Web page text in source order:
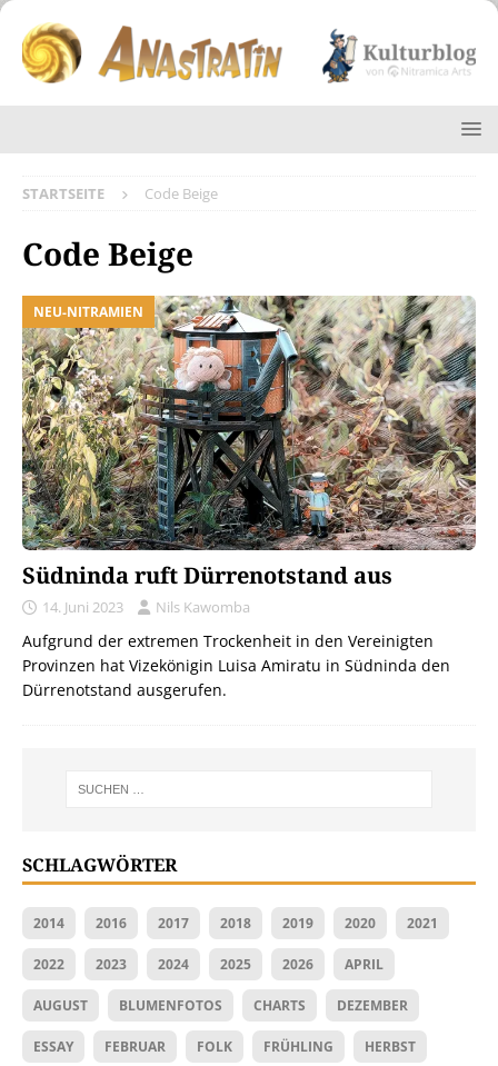
STARTSEITE Code Beige
Code Beige
NEU-NITRAMIEN
Südninda ruft Dürrenotstand aus
14. Juni 2023 Nils Kawomba
Aufgrund der extremen Trockenheit in den Vereinigten
Provinzen hat Vizekönigin Luisa Amiratu in Südninda den
Dürrenotstand ausgerufen.
SCHLAGWÖRTER
2014 2016 2017 2018 2019 2020 2021
2022 2023 2024 2025 2026 APRIL
AUGUST BLUMENFOTOS CHARTS DEZEMBER
ESSAY FEBRUAR FOLK FRÜHLING HERBST